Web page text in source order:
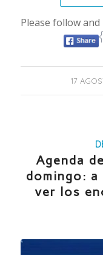
Please follow and
17
Agenda
domingo:
ver los